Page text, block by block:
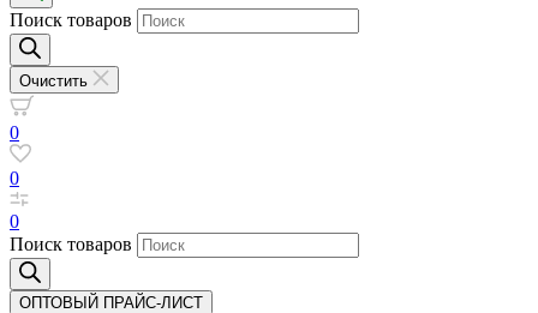
Поиск товаров
Очистить
0
0
0
Поиск товаров
ОПТОВЫЙ ПРАЙС-ЛИСТ